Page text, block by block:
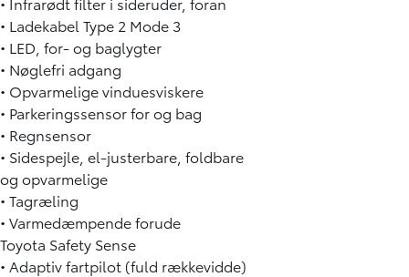
• Ladekabel Type 2 Mode 3
• LED, for- og baglygter
• Nøglefri adgang
• Opvarmelige vinduesviskere
• Parkeringssensor for og bag
• Regnsensor
• Sidespejle, el-justerbare, foldbare
og opvarmelige
• Tagræling
• Varmedæmpende forude
Toyota Safety Sense
• Adaptiv fartpilot (fuld rækkevidde)